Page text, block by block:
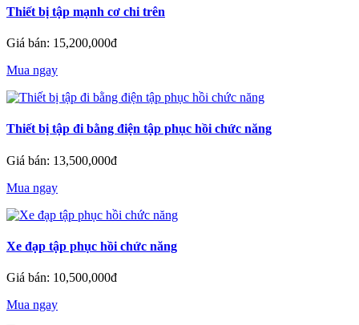
Thiết bị tập mạnh cơ chi trên
Giá bán: 15,200,000đ
Mua ngay
Thiết bị tập đi bằng điện tập phục hồi chức năng
Giá bán: 13,500,000đ
Mua ngay
Xe đạp tập phục hồi chức năng
Giá bán: 10,500,000đ
Mua ngay